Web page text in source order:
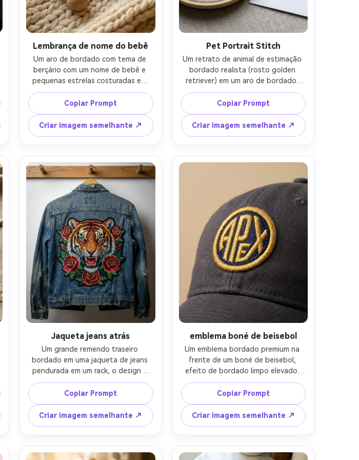
Lembrança de nome do bebê
Um aro de bordado com tema de
berçário com um nome de bebê e
pequenas estrelas costuradas em
fios pastel macios, letras de ponto
de cetim suave, pequenos sotaques
de nó francês, colocado em um
cobertor de malha com um chatarra
de madeira, luz quente da janela,
disparado em Sony A7IV, 50mm,
profundidade de campo rasa, humor
sentimental acolhedor-AR 4:5
Copiar Prompt
Criar imagem semelhante ↗
Pet Portrait Stitch
Um retrato de animal de estimação
bordado realista (rosto golden
retriever) em um aro de bordado,
textura de pele de ponto longo e
curto, mistura sutil de cores, tecido
de fundo limpo, colocado ao lado
da impressão de foto de referência
correspondente, luz do dia suave,
tirado em Nikon Z7 II, 85mm, foco
nítido em pontos, detalhe de
Copiar Prompt
Criar imagem semelhante ↗
Jaqueta jeans atrás
Um grande remendo traseiro
bordado em uma jaqueta de jeans
pendurada em um rack, o design é
um tigre ousado com rosas, pontos
de enchimento densos, cores de fio
vívidas, textura e costuras de jeans
visíveis, iluminação de estúdio com
sombras suaves, disparado em Sony
A7R IV, 85mm, fotografia de
produtos de moda, costura ultra
realista-AR 4:5
Copiar Prompt
Criar imagem semelhante ↗
emblema boné de beisebol
Um emblema bordado premium na
frente de um boné de beisebol,
efeito de bordado limpo elevado,
costura apertada, sombras sutis no
painel curvo da boné, fundo neutro,
iluminação comercial nítida,
disparado em Canon R5, 70mm, foco
nítido, textura realista do fio,
mercadoria de rua estética- -ar 4:5
Copiar Prompt
Criar imagem semelhante ↗